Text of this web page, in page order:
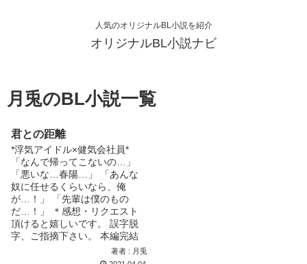
人気のオリジナルBL小説を紹介
オリジナルBL小説ナビ
月兎のBL小説一覧
君との距離
*浮気アイドル×健気会社員*
「なんで帰ってこないの…」
「悪いな…春陽…」 「あんな
奴に任せるくらいなら、俺
が…！」 「先輩は僕のもの
だ…！」 ＊感想・リクエスト
頂けると嬉しいです。 誤字脱
字、ご指摘下さい。 本編完結
しました！ただいま番外編更新
中です！ ☆表紙 鈴香ステラさ
著者 : 月兎